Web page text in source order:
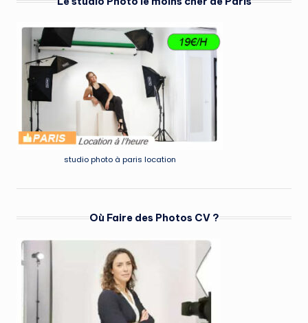
studio photo à paris location
Où Faire des Photos CV ?